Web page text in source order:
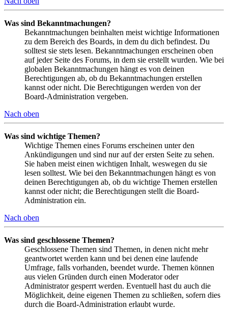
Was sind Bekanntmachungen?
Bekanntmachungen beinhalten meist wichtige Informationen
zu dem Bereich des Boards, in dem du dich befindest. Du
solltest sie stets lesen. Bekanntmachungen erscheinen oben
auf jeder Seite des Forums, in dem sie erstellt wurden. Wie bei
globalen Bekanntmachungen hängt es von deinen
Berechtigungen ab, ob du Bekanntmachungen erstellen
kannst oder nicht. Die Berechtigungen werden von der
Board-Administration vergeben.
Nach oben
Was sind wichtige Themen?
Wichtige Themen eines Forums erscheinen unter den
Ankündigungen und sind nur auf der ersten Seite zu sehen.
Sie haben meist einen wichtigen Inhalt, weswegen du sie
lesen solltest. Wie bei den Bekanntmachungen hängt es von
deinen Berechtigungen ab, ob du wichtige Themen erstellen
kannst oder nicht; die Berechtigungen stellt die Board-
Administration ein.
Nach oben
Was sind geschlossene Themen?
Geschlossene Themen sind Themen, in denen nicht mehr
geantwortet werden kann und bei denen eine laufende
Umfrage, falls vorhanden, beendet wurde. Themen können
aus vielen Gründen durch einen Moderator oder
Administrator gesperrt werden. Eventuell hast du auch die
Möglichkeit, deine eigenen Themen zu schließen, sofern dies
durch die Board-Administration erlaubt wurde.